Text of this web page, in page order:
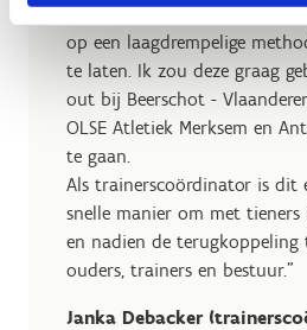
marathon. Dit is een zeer
op een laagdrempelige
te laten. Ik zou deze graag
out bij Beerschot -
OLSE Atletiek Merksem en
te gaan.
Als trainerscoördinator is dit
snelle manier om met tieners
en nadien de terugkoppeling
ouders, trainers en bestuur."
Janka Debacker